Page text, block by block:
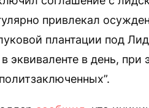
привлекал
плантации под
эквиваленте в день, при